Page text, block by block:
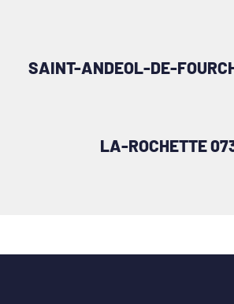
SAINT-ANDEOL-DE-
LA-ROCHETTE